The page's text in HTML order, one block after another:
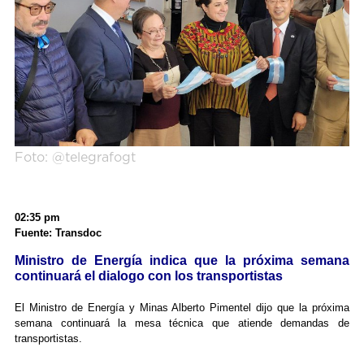
Foto: @telegrafogt
02:35 pm
Fuente: Transdoc
Ministro de Energía indica que la próxima semana
continuará el dialogo con los transportistas
El Ministro de Energía y Minas Alberto Pimentel dijo que la próxima
semana continuará la mesa técnica que atiende demandas de
transportistas.